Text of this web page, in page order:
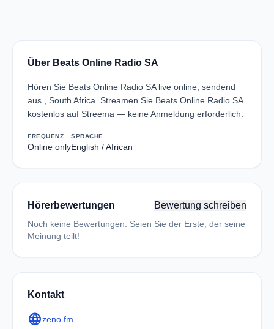
Über Beats Online Radio SA
Hören Sie Beats Online Radio SA live online, sendend
aus , South Africa. Streamen Sie Beats Online Radio SA
kostenlos auf Streema — keine Anmeldung erforderlich.
FREQUENZ
Online only
SPRACHE
English / African
Hörerbewertungen Bewertung schreiben
Noch keine Bewertungen. Seien Sie der Erste, der seine
Meinung teilt!
Kontakt
languagezeno.fm